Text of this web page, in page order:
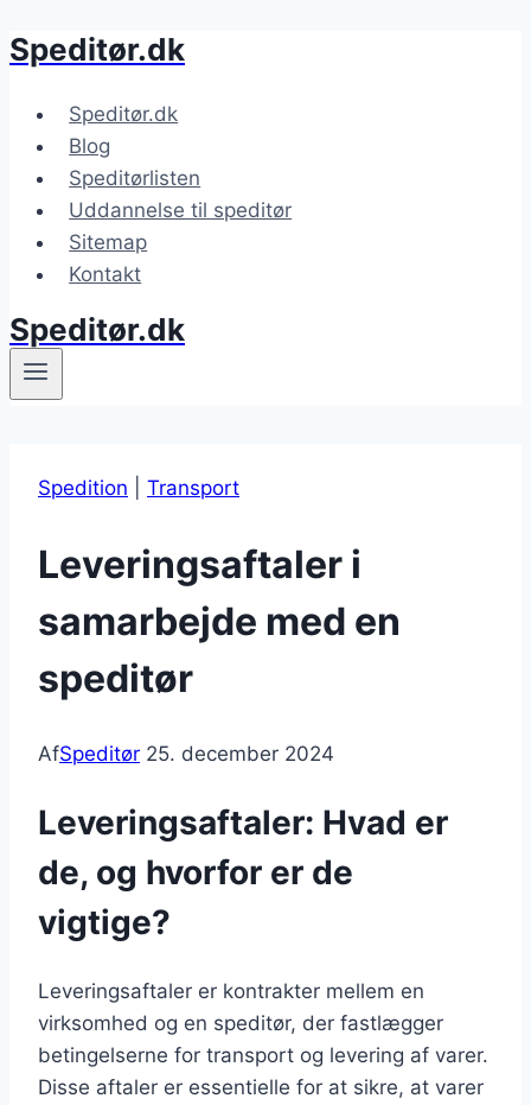
Fortsæt
indhold
Speditør.dk
Speditør.dk
Blog
Speditørlisten
Uddannelse til speditør
Sitemap
Kontakt
Speditør.dk
Spedition Transport
Leveringsaftaler i
samarbejde med en
speditør
AfSpeditør 25. december 2024
Leveringsaftaler: Hvad er
de, og hvorfor er de
vigtige?
Leveringsaftaler er kontrakter mellem en
virksomhed og en speditør, der fastlægger
betingelserne for transport og levering af varer.
Disse aftaler er essentielle for at sikre, at varer